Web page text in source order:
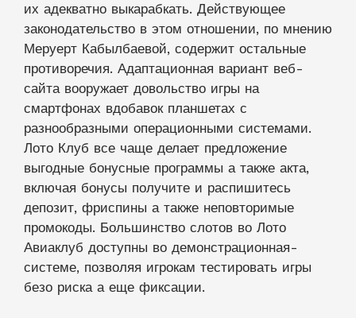
их адекватно выкарабкать. Действующее
законодательство в этом отношении, по мнению
Меруерт Кабылбаевой, содержит остальные
противоречия. Адаптационная вариант веб-
сайта вооружает довольство игры на
смартфонах вдобавок планшетах с
разнообразными операционными системами.
Лото Клуб все чаще делает предложение
выгодные бонусные программы а также акта,
включая бонусы получите и распишитесь
депозит, фриспины а также неповторимые
промокоды. Большинство слотов во Лото
Авиаклуб доступны во демонстрационная-
системе, позволяя игрокам тестировать игры
безо риска а еще фиксации.